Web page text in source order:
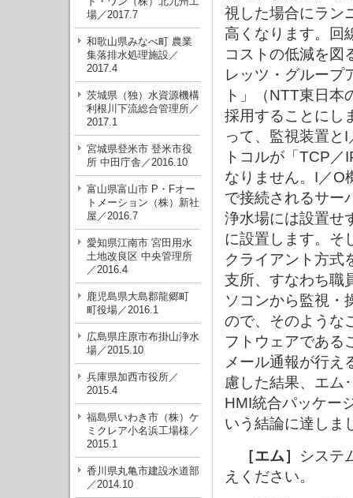
場／2017.7
和歌山県みなべ町 農業
集落排水処理施設／
2017.4
茨城県（独）水資源機構
利根川下流総合管理所／
2017.1
宮城県登米市 登米市役
所 中田庁舎／2016.10
富山県富山市 P・Fオー
トメーション（株）新社
屋／2016.7
愛知県江南市 宮田用水
土地改良区 中央管理所
／2016.4
鹿児島県大島郡龍郷町
町役場／2016.1
広島県庄原市布掛山浄水
場／2015.10
兵庫県加西市役所／
2015.4
福島県いわき市（株）ケ
ミクレア小名浜工場様／
2015.1
香川県丸亀市建設水道部
／2014.10
視した場合にラン
高くなります。回
コストの低減を図
レッツ・グループ
ト」（NTT東日本
採用することにし
って、監視装置と
トコルが「TCP／
なりません。I／O
で接続されるサー
浄水場には設置せ
に設置します。そ
クライアント方式
支所、すなわち職
ソコンから監視・
ので、そのような
フトウェアである
メール通報が行え
慮した結果、エム
HMI統合パッケー
いう結論に達しま
［エム］ システ
えください。